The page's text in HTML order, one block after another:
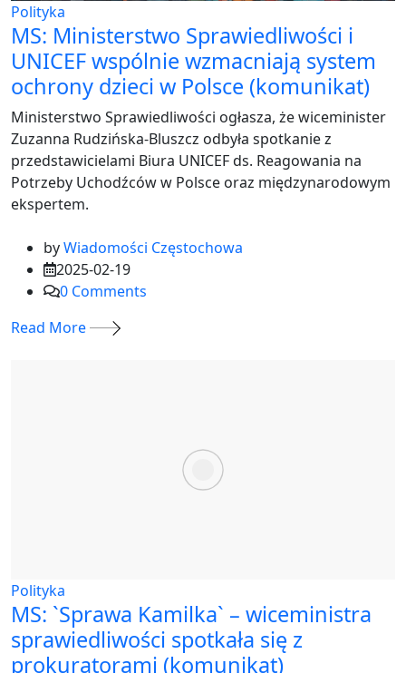
Polityka
MS: Ministerstwo Sprawiedliwości i
UNICEF wspólnie wzmacniają system
ochrony dzieci w Polsce (komunikat)
Ministerstwo Sprawiedliwości ogłasza, że wiceminister
Zuzanna Rudzińska-Bluszcz odbyła spotkanie z
przedstawicielami Biura UNICEF ds. Reagowania na
Potrzeby Uchodźców w Polsce oraz międzynarodowym
ekspertem.
byWiadomości Częstochowa
2025-02-19
0 Comments
Read More
Polityka
MS: `Sprawa Kamilka` – wiceministra
sprawiedliwości spotkała się z
prokuratorami (komunikat)